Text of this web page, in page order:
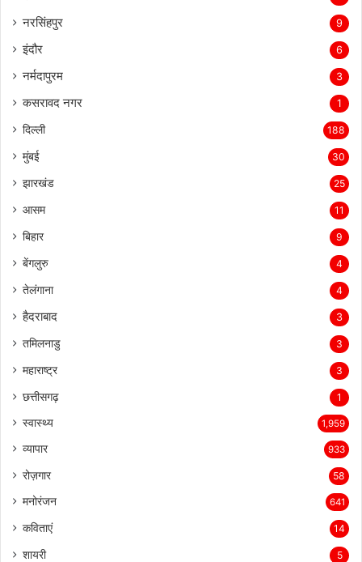
नरसिंहपुर 9
इंदौर 6
नर्मदापुरम 3
कसरावद नगर 1
दिल्ली 188
मुंबई 30
झारखंड 25
आसम 11
बिहार 9
बेंगलुरु 4
तेलंगाना 4
हैदराबाद 3
तमिलनाडु 3
महाराष्ट्र 3
छत्तीसगढ़ 1
स्वास्थ्य 1,959
व्यापार 933
रोज़गार 58
मनोरंजन 641
कविताएं 14
शायरी 5